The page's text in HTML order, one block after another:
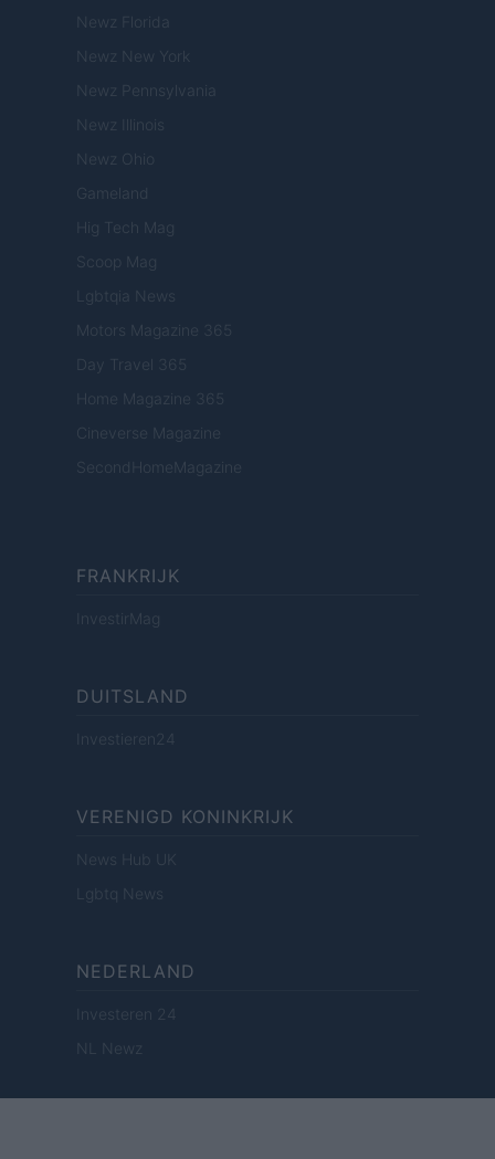
Newz Florida
Newz New York
Newz Pennsylvania
Newz Illinois
Newz Ohio
Gameland
Hig Tech Mag
Scoop Mag
Lgbtqia News
Motors Magazine 365
Day Travel 365
Home Magazine 365
Cineverse Magazine
SecondHomeMagazine
FRANKRIJK
InvestirMag
DUITSLAND
Investieren24
VERENIGD KONINKRIJK
News Hub UK
Lgbtq News
NEDERLAND
Investeren 24
NL Newz